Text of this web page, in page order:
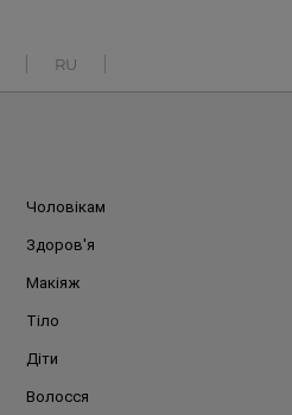
RU
Чоловікам
Здоров'я
Макіяж
Тіло
Діти
Волосся